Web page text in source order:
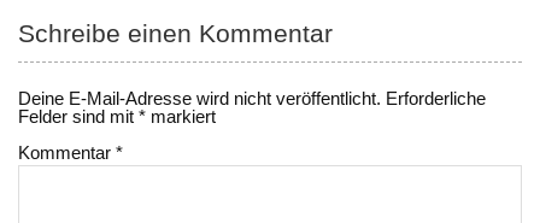
Schreibe einen Kommentar
Deine E-Mail-Adresse wird nicht veröffentlicht. Erforderliche
Felder sind mit* markiert
Kommentar*